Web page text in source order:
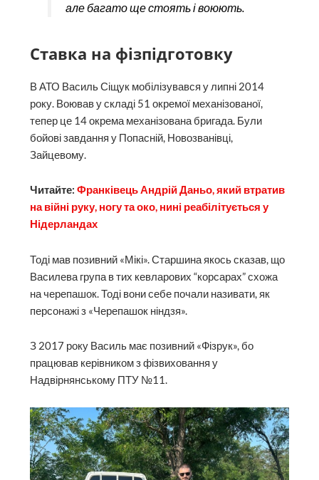
але багато ще стоять і воюють.
Ставка на фізпідготовку
В АТО Василь Сіщук мобілізувався у липні 2014
року. Воював у складі 51 окремої механізованої,
тепер це 14 окрема механізована бригада. Були
бойові завдання у Попасній, Новозванівці,
Зайцевому.
Читайте:Франківець Андрій Даньо, який втратив
на війні руку, ногу та око, нині реабілітується у
Нідерландах
Тоді мав позивний «Мікі». Старшина якось сказав, що
Василева група в тих кевларових “корсарах” схожа
на черепашок. Тоді вони себе почали називати, як
персонажі з «Черепашок ніндзя».
З 2017 року Василь має позивний «Фізрук», бо
працював керівником з фізвиховання у
Надвірнянському ПТУ №11.